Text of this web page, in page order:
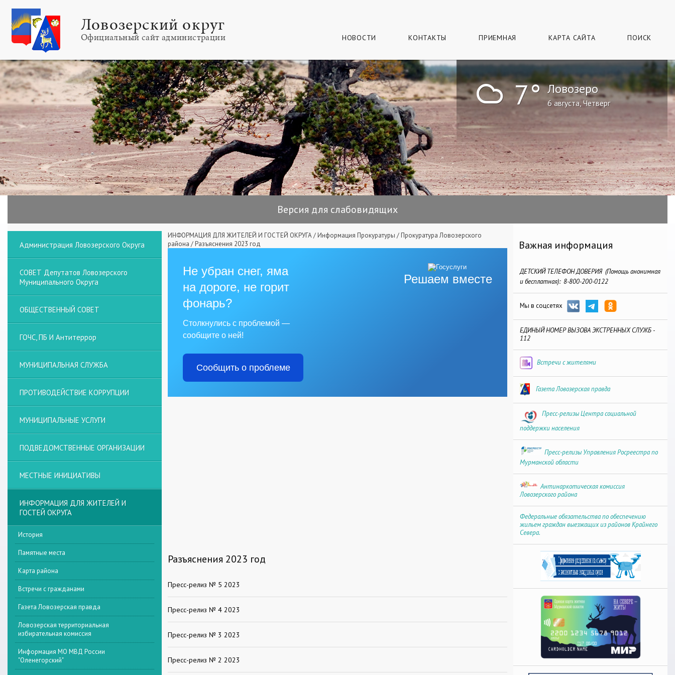
Ловозерский округ
Официальный сайт администрации НОВОСТИ КОНТАКТЫ ПРИЕМНАЯ КАРТА САЙТА ПОИСК
! 7° Ловозеро
6 августа, Четверг
Версия для слабовидящих
ИНФОРМАЦИЯ ДЛЯ ЖИТЕЛЕЙ И ГОСТЕЙ ОКРУГА/ Информация Прокуратуры / Прокуратура Ловозерского
района / Разъяснения 2023 год
Решаем вместе
Не убран снег, яма
на дороге, не горит
фонарь?
Столкнулись с проблемой —
сообщите о ней!
Сообщить о проблеме
Разъяснения 2023 год
Пресс-релиз № 5 2023
Пресс-релиз № 4 2023
Пресс-релиз № 3 2023
Пресс-релиз № 2 2023
Администрация Ловозерского Округа
СОВЕТ Депутатов Ловозерского
Муниципального Округа
ОБЩЕСТВЕННЫЙ СОВЕТ
ГОЧС, ПБ И Антитеррор
МУНИЦИПАЛЬНАЯ СЛУЖБА
ПРОТИВОДЕЙСТВИЕ КОРРУПЦИИ
МУНИЦИПАЛЬНЫЕ УСЛУГИ
ПОДВЕДОМСТВЕННЫЕ ОРГАНИЗАЦИИ
МЕСТНЫЕ ИНИЦИАТИВЫ
ИНФОРМАЦИЯ ДЛЯ ЖИТЕЛЕЙ И
ГОСТЕЙ ОКРУГА
История
Памятные места
Карта района
Встречи с гражданами
Газета Ловозерская правда
Ловозерская территориальная
избирательная комиссия
Информация МО МВД России
"Оленегорский"
Важная информация
ДЕТСКИЙ ТЕЛЕФОН ДОВЕРИЯ (Помощь анонимная
и бесплатная): 8-800-200-0122
Мы в соцсетях
ЕДИНЫЙ НОМЕР ВЫЗОВА ЭКСТРЕННЫХ СЛУЖБ -
112
Встречи с жителями
Газета Ловозерская правда
Пресс-релизы Центра социальной
поддержки населения
Пресс-релизы Управления Росреестра по
Мурманской области
Антинаркотическая комиссия
Ловозерского района
Федеральные обязательства по обеспечению
жильем граждан выезжащих из районов Крайнего
Севера.